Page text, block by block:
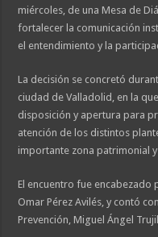
miércoles, de una Mesa de
fortalecer la comunicación
el entendimiento y la
La decisión se concretó
ciudad de Valladolid, en la
disposición y apertura para
atención de los distintos
importante zona patrimonial
El encuentro fue encabezado
Omar Pérez Avilés, y contó
Prevención, Miguel Ángel